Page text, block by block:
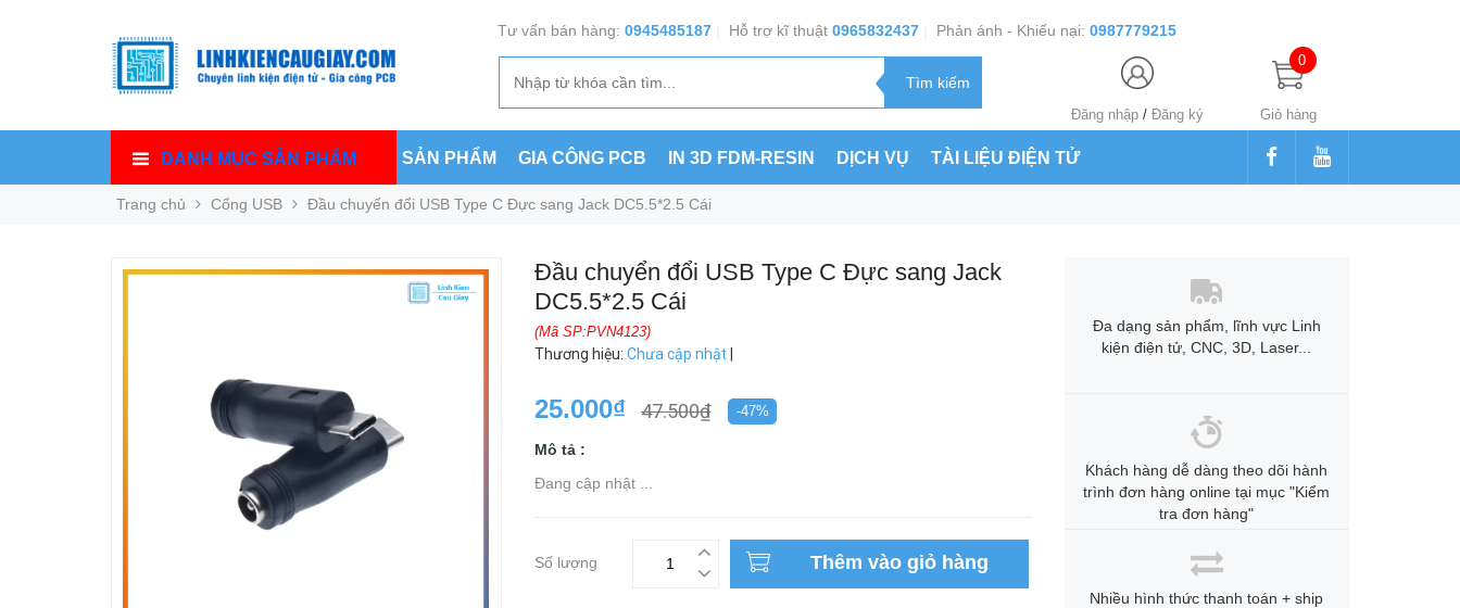
Tư vấn bán hàng: 0945485187| Hỗ trợ kĩ thuật 0965832437| Phản ánh - Khiếu nại: 0987779215
Đăng nhập/ Đăng ký Giỏ hàng
0
DANH MỤC SẢN PHẨM SẢN PHẨM GIA CÔNG PCB IN 3D FDM-RESIN DỊCH VỤ TÀI LIỆU ĐIỆN TỬ
Trang chủ Cổng USB Đầu chuyển đổi USB Type C Đực sang Jack DC5.5*2.5 Cái
Đầu chuyển đổi USB Type C Đực sang Jack
DC5.5*2.5 Cái
(Mã SP:PVN4123)
Thương hiệu: Chưa cập nhật
25.000₫ 47.500₫ -47%
Mô tả :
Đang cập nhật ...
Số lượng Thêm vào giỏ hàng
Đa dạng sản phẩm, lĩnh vực Linh
kiện điện tử, CNC, 3D, Laser...
Khách hàng dễ dàng theo dõi hành
trình đơn hàng online tại mục "Kiểm
tra đơn hàng"
Nhiều hình thức thanh toán + ship